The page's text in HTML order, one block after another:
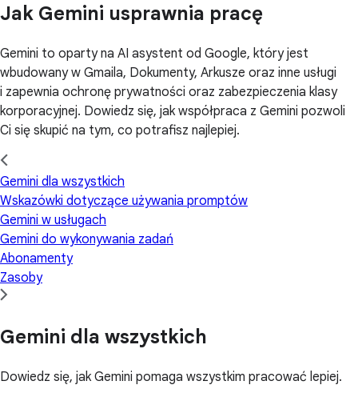
Jak Gemini usprawnia pracę
Gemini to oparty na AI asystent od Google, który jest
wbudowany w Gmaila, Dokumenty, Arkusze oraz inne usługi
i zapewnia ochronę prywatności oraz zabezpieczenia klasy
korporacyjnej. Dowiedz się, jak współpraca z Gemini pozwoli
Ci się skupić na tym, co potrafisz najlepiej.
Gemini dla wszystkich
Wskazówki dotyczące używania promptów
Gemini w usługach
Gemini do wykonywania zadań
Abonamenty
Zasoby
Gemini dla wszystkich
Dowiedz się, jak Gemini pomaga wszystkim pracować lepiej.